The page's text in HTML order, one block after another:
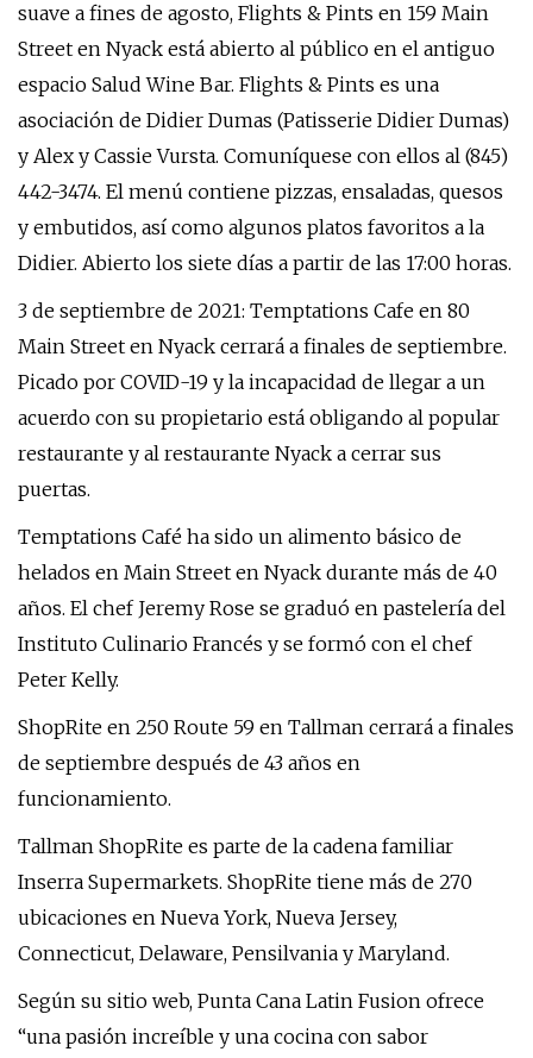
suave a fines de agosto, Flights & Pints ​​en 159 Main
Street en Nyack está abierto al público en el antiguo
espacio Salud Wine Bar. Flights & Pints ​​es una
asociación de Didier Dumas (Patisserie Didier Dumas)
y Alex y Cassie Vursta. Comuníquese con ellos al (845)
442-3474. El menú contiene pizzas, ensaladas, quesos
y embutidos, así como algunos platos favoritos a la
Didier. Abierto los siete días a partir de las 17:00 horas.
3 de septiembre de 2021: Temptations Cafe en 80
Main Street en Nyack cerrará a finales de septiembre.
Picado por COVID-19 y la incapacidad de llegar a un
acuerdo con su propietario está obligando al popular
restaurante y al restaurante Nyack a cerrar sus
puertas.
Temptations Café ha sido un alimento básico de
helados en Main Street en Nyack durante más de 40
años. El chef Jeremy Rose se graduó en pastelería del
Instituto Culinario Francés y se formó con el chef
Peter Kelly.
ShopRite en 250 Route 59 en Tallman cerrará a finales
de septiembre después de 43 años en
funcionamiento.
Tallman ShopRite es parte de la cadena familiar
Inserra Supermarkets. ShopRite tiene más de 270
ubicaciones en Nueva York, Nueva Jersey,
Connecticut, Delaware, Pensilvania y Maryland.
Según su sitio web, Punta Cana Latin Fusion ofrece
“una pasión increíble y una cocina con sabor